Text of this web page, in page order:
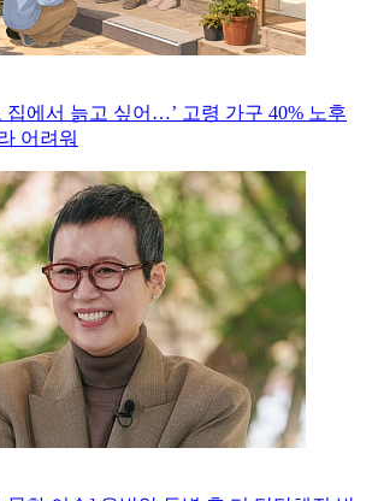
집에서 늙고 싶어…’ 고령 가구 40% 노후
어려워